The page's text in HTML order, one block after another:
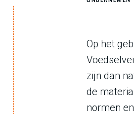
Op het
zijn dan
de
normen